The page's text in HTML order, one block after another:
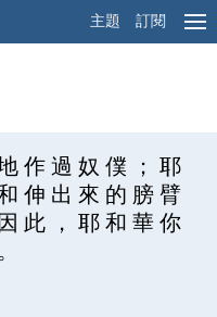
主題 訂閱
作 過 奴 僕 ； 耶
伸 出 來 的 膀 臂
此 ， 耶 和 華 你